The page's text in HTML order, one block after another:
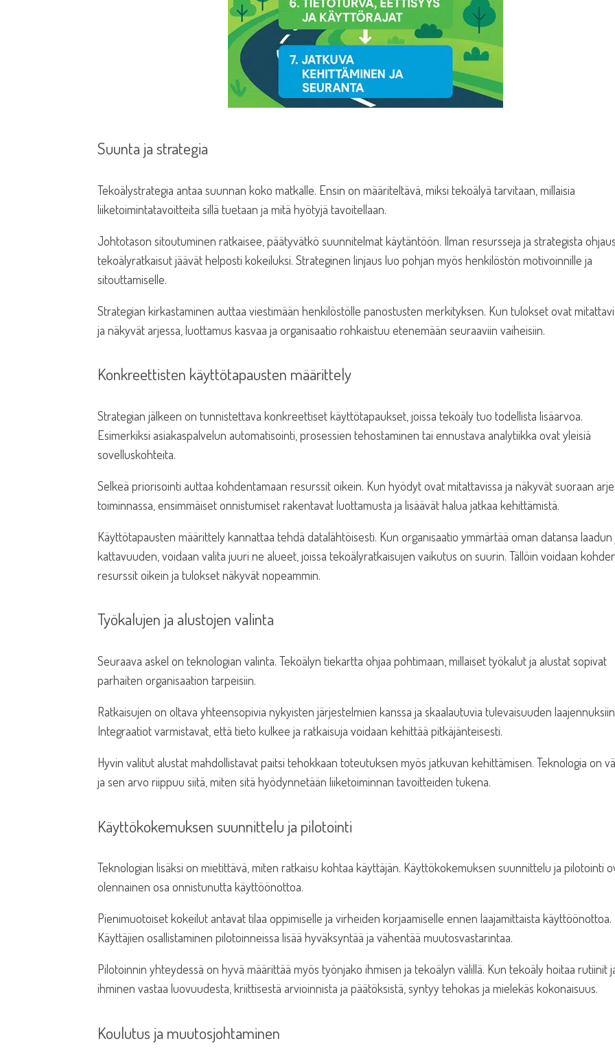
Suunta ja strategia
Tekoälystrategia antaa suunnan koko matkalle. Ensin on määriteltävä, miksi tekoälyä tarvitaan, millaisia
liiketoimintatavoitteita sillä tuetaan ja mitä hyötyjä tavoitellaan.
Johtotason sitoutuminen ratkaisee, päätyvätkö suunnitelmat käytäntöön. Ilman resursseja ja strategista
tekoälyratkaisut jäävät helposti kokeiluksi. Strateginen linjaus luo pohjan myös henkilöstön motivoinnille ja
sitouttamiselle.
Strategian kirkastaminen auttaa viestimään henkilöstölle panostusten merkityksen. Kun tulokset ovat
ja näkyvät arjessa, luottamus kasvaa ja organisaatio rohkaistuu etenemään seuraaviin vaiheisiin.
Konkreettisten käyttötapausten määrittely
Strategian jälkeen on tunnistettava konkreettiset käyttötapaukset, joissa tekoäly tuo todellista lisäarvoa.
Esimerkiksi asiakaspalvelun automatisointi, prosessien tehostaminen tai ennustava analytiikka ovat yleisiä
sovelluskohteita.
Selkeä priorisointi auttaa kohdentamaan resurssit oikein. Kun hyödyt ovat mitattavissa ja näkyvät suoraan
toiminnassa, ensimmäiset onnistumiset rakentavat luottamusta ja lisäävät halua jatkaa kehittämistä.
Käyttötapausten määrittely kannattaa tehdä datalähtöisesti. Kun organisaatio ymmärtää oman datansa laadun
kattavuuden, voidaan valita juuri ne alueet, joissa tekoälyratkaisujen vaikutus on suurin. Tällöin voidaan
resurssit oikein ja tulokset näkyvät nopeammin.
Työkalujen ja alustojen valinta
Seuraava askel on teknologian valinta. Tekoälyn tiekartta ohjaa pohtimaan, millaiset työkalut ja alustat sopivat
parhaiten organisaation tarpeisiin.
Ratkaisujen on oltava yhteensopivia nykyisten järjestelmien kanssa ja skaalautuvia tulevaisuuden
Integraatiot varmistavat, että tieto kulkee ja ratkaisuja voidaan kehittää pitkäjänteisesti.
Hyvin valitut alustat mahdollistavat paitsi tehokkaan toteutuksen myös jatkuvan kehittämisen. Teknologia on
ja sen arvo riippuu siitä, miten sitä hyödynnetään liiketoiminnan tavoitteiden tukena.
Käyttökokemuksen suunnittelu ja pilotointi
Teknologian lisäksi on mietittävä, miten ratkaisu kohtaa käyttäjän. Käyttökokemuksen suunnittelu ja pilotointi
olennainen osa onnistunutta käyttöönottoa.
Pienimuotoiset kokeilut antavat tilaa oppimiselle ja virheiden korjaamiselle ennen laajamittaista käyttöönottoa.
Käyttäjien osallistaminen pilotoinneissa lisää hyväksyntää ja vähentää muutosvastarintaa.
Pilotoinnin yhteydessä on hyvä määrittää myös työnjako ihmisen ja tekoälyn välillä. Kun tekoäly hoitaa rutiinit
ihminen vastaa luovuudesta, kriittisestä arvioinnista ja päätöksistä, syntyy tehokas ja mielekäs kokonaisuus.
Koulutus ja muutosjohtaminen